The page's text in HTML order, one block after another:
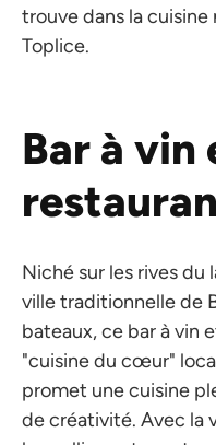
trouve dans la
Toplice.
Bar à vin
Niché sur les rives du
ville traditionnelle de
bateaux, ce bar à vin
"cuisine du cœur"
promet une cuisine
de créativité. Avec la